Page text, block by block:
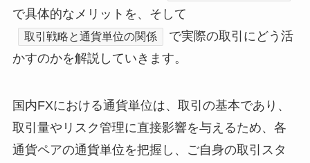
で具体的なメリットを、そして
取引戦略と通貨単位の関係
で実際の取引にどう活
かすのかを解説していきます。
国内FXにおける通貨単位は、取引の基本であり、
取引量やリスク管理に直接影響を与えるため、各
通貨ペアの通貨単位を把握し、ご自身の取引スタ